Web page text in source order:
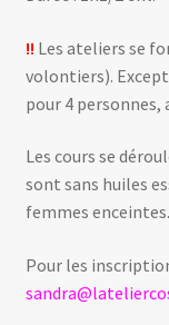
!! Les ateliers se
volontiers).
pour 4 personnes,
Les cours se
sont sans huiles
femmes enceintes.
Pour les